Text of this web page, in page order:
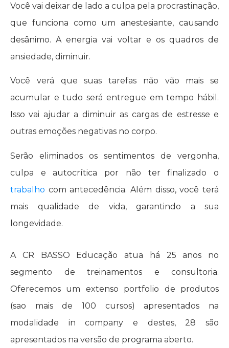
Você vai deixar de lado a culpa pela procrastinação,
que funciona como um anestesiante, causando
desânimo. A energia vai voltar e os quadros de
ansiedade, diminuir.
Você verá que suas tarefas não vão mais se
acumular e tudo será entregue em tempo hábil.
Isso vai ajudar a diminuir as cargas de estresse e
outras emoções negativas no corpo.
Serão eliminados os sentimentos de vergonha,
culpa e autocrítica por não ter finalizado o
trabalho com antecedência. Além disso, você terá
mais qualidade de vida, garantindo a sua
longevidade.
A CR BASSO Educação atua há 25 anos no
segmento de treinamentos e consultoria.
Oferecemos um extenso portfolio de produtos
(sao mais de 100 cursos) apresentados na
modalidade in company e destes, 28 são
apresentados na versão de programa aberto.